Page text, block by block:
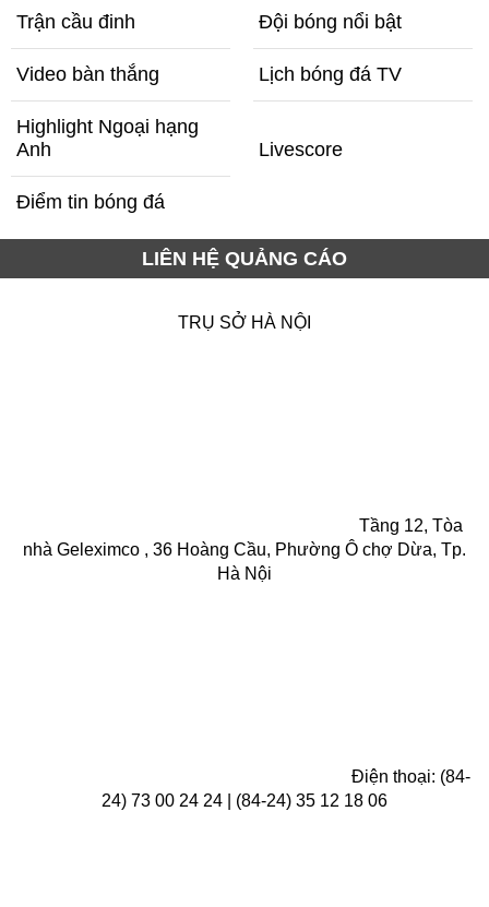
Trận cầu đinh Đội bóng nổi bật
Video bàn thắng Lịch bóng đá TV
Highlight Ngoại hạng
Anh
Livescore
Điểm tin bóng đá
LIÊN HỆ QUẢNG CÁO
TRỤ SỞ HÀ NỘI
Tầng 12, Tòa
nhà Geleximco , 36 Hoàng Cầu, Phường Ô chợ Dừa, Tp.
Hà Nội
Điện thoại: (84-
24) 73 00 24 24 | (84-24) 35 12 18 06